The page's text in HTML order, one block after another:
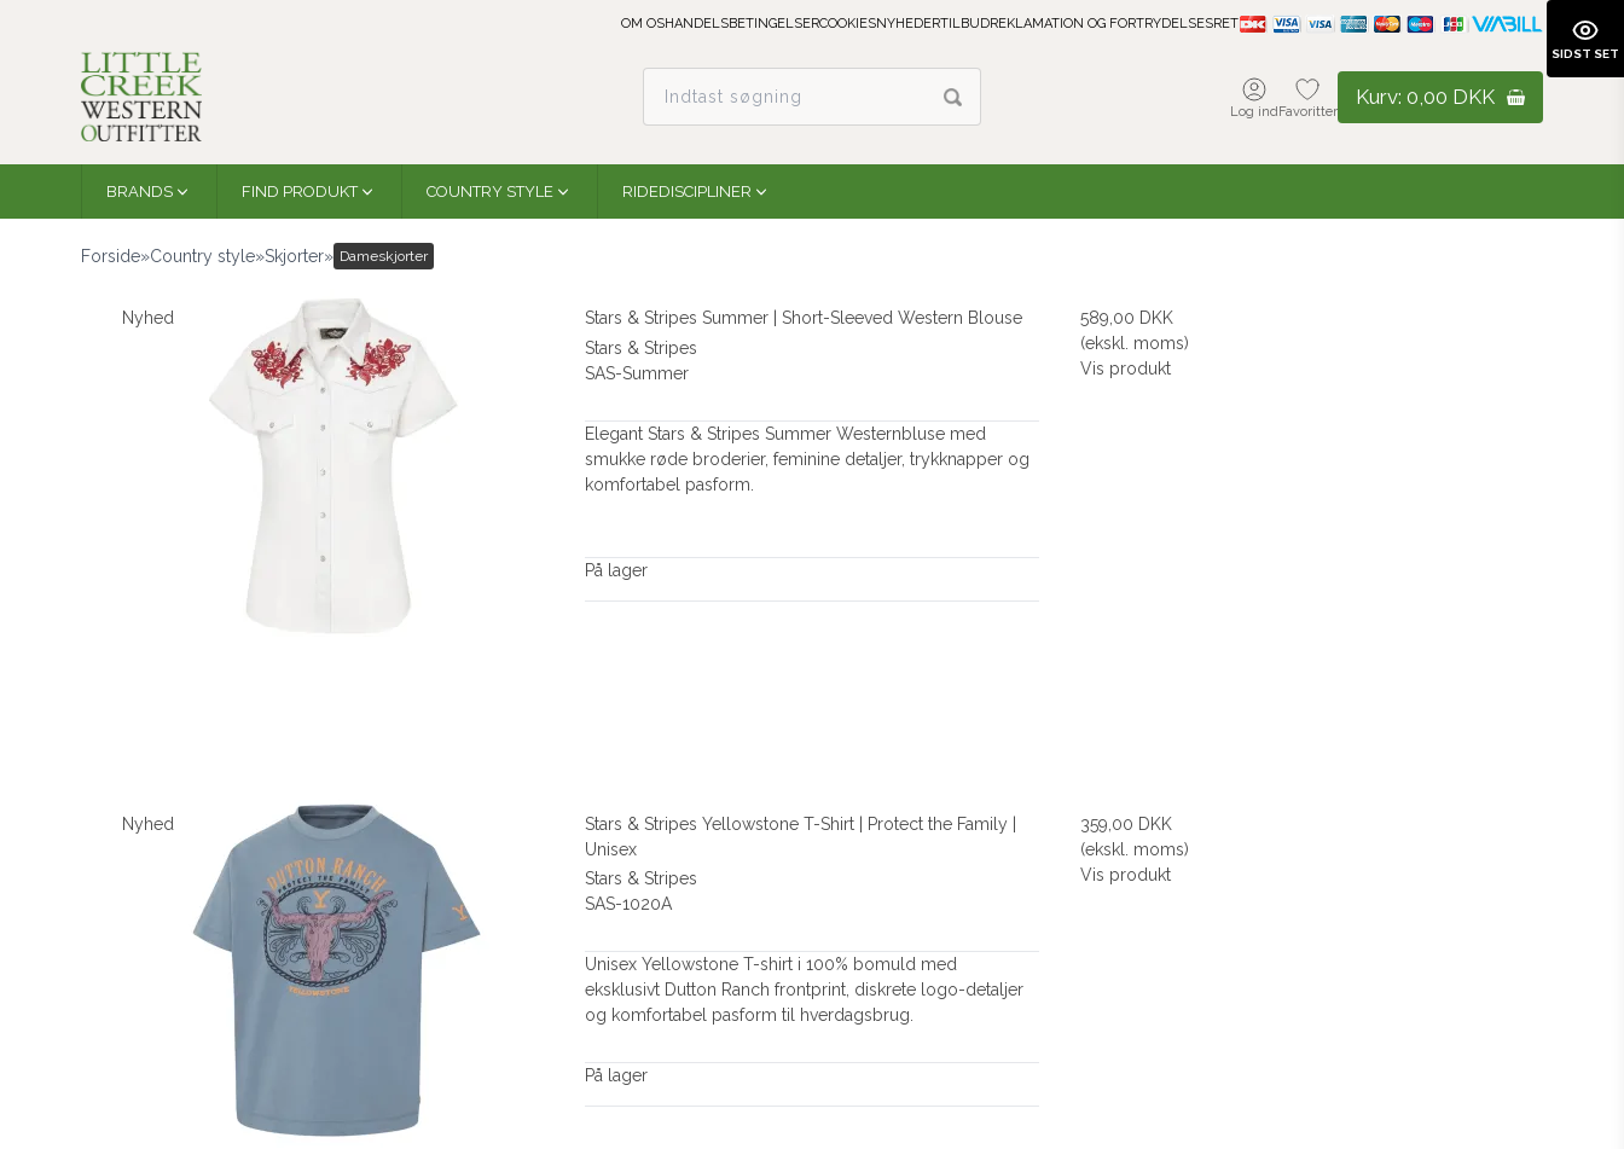
OM OSHANDELSBETINGELSERCOOKIESNYHEDERTILBUDREKLAMATION OG FORTRYDELSESRET
Log indFavoritter
Kurv: 0,00 DKK
BRANDS FIND PRODUKT COUNTRY STYLE RIDEDISCIPLINER
Forside»Country style»Skjorter» Dameskjorter
Nyhed
Stars & Stripes Summer | Short-Sleeved Western Blouse
Stars & Stripes
SAS-Summer
Elegant Stars & Stripes Summer Westernbluse med
smukke røde broderier, feminine detaljer, trykknapper og
komfortabel pasform.
På lager
589,00 DKK
(ekskl. moms)
Vis produkt
Nyhed
Stars & Stripes Yellowstone T-Shirt | Protect the Family |
Unisex
Stars & Stripes
SAS-1020A
Unisex Yellowstone T-shirt i 100% bomuld med
eksklusivt Dutton Ranch frontprint, diskrete logo-detaljer
og komfortabel pasform til hverdagsbrug.
På lager
359,00 DKK
(ekskl. moms)
Vis produkt
SIDST SET